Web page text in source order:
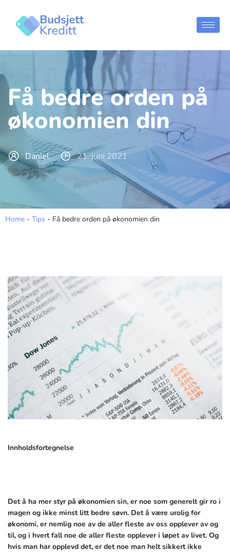
Hopp
innholdet
Få bedre orden på
økonomien din
Daniel 21. juni 2021
Home - Tips - Få bedre orden på økonomien din
Innholdsfortegnelse
Det å ha mer styr på økonomien sin, er noe som generelt gir ro i
magen og ikke minst litt bedre søvn. Det å være urolig for
økonomi, er nemlig noe av de aller fleste av oss opplever av og
til, og i hvert fall noe de aller fleste opplever i løpet av livet. Og
hvis man har opplevd det, er det noe man helt sikkert ikke